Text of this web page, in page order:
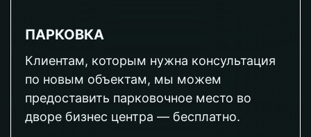
ПАРКОВКА
Клиентам, которым нужна консультация
по новым объектам, мы можем
предоставить парковочное место во
дворе бизнес центра — бесплатно.